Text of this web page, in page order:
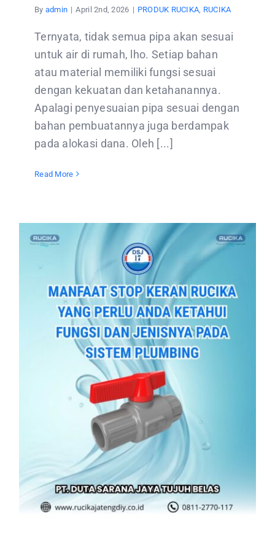
By admin | April 2nd, 2026 | PRODUK RUCIKA RUCIKA
Ternyata, tidak semua pipa akan sesuai
untuk air di rumah, lho. Setiap bahan
atau material memiliki fungsi sesuai
dengan kekuatan dan ketahanannya.
Apalagi penyesuaian pipa sesuai dengan
bahan pembuatannya juga berdampak
pada alokasi dana. Oleh [...]
Read More